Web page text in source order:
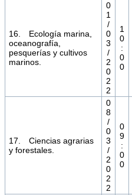
16. Ecología marina,
oceanografía,
pesquerías y cultivos
marinos.
0
1
/
0
3
/
2
0
2
2
1
0
:
0
0
17. Ciencias agrarias
y forestales.
0
8
/
0
3
/
2
0
2
2
0
9
:
0
0